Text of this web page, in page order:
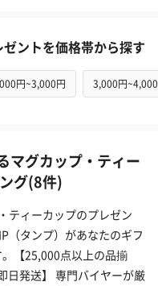
ントを価格帯から探す
円~3,000円 3,000円
マグカップ・ティー
グ(8件)
ティーカップのプレゼン
（タンプ）があなたのギフ
【25,000点以上の品揃
日発送】 専門バイヤーが厳